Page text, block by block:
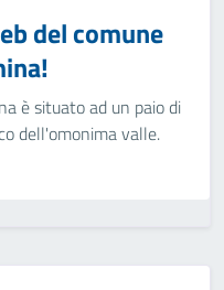
del comune
è situato ad un paio di
dell'omonima valle.